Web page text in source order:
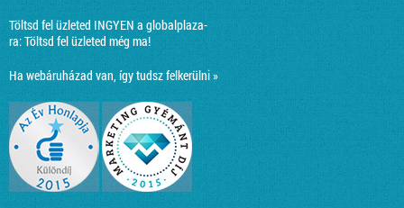
Töltsd fel üzleted INGYEN a globalplaza-
ra:Töltsd fel üzleted még ma!
Ha webáruházad van, így tudsz felkerülni »